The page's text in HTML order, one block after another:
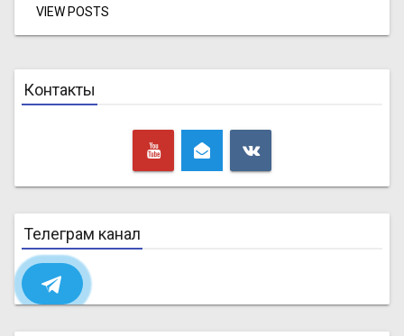
VIEW POSTS
Контакты
Телеграм канал